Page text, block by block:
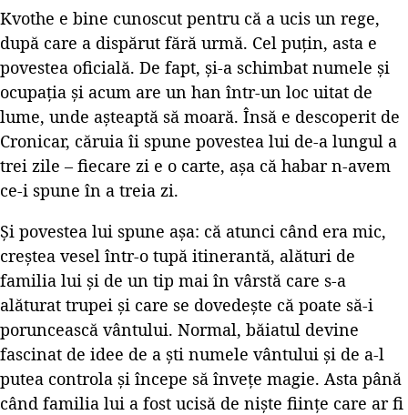
Kvothe e bine cunoscut pentru că a ucis un rege,
după care a dispărut fără urmă. Cel puțin, asta e
povestea oficială. De fapt, și-a schimbat numele și
ocupația și acum are un han într-un loc uitat de
lume, unde așteaptă să moară. Însă e descoperit de
Cronicar, căruia îi spune povestea lui de-a lungul a
trei zile – fiecare zi e o carte, așa că habar n-avem
ce-i spune în a treia zi.
Și povestea lui spune așa: că atunci când era mic,
creștea vesel într-o tupă itinerantă, alături de
familia lui și de un tip mai în vârstă care s-a
alăturat trupei și care se dovedește că poate să-i
poruncească vântului. Normal, băiatul devine
fascinat de idee de a ști numele vântului și de a-l
putea controla și începe să învețe magie. Asta până
când familia lui a fost ucisă de niște ființe care ar fi